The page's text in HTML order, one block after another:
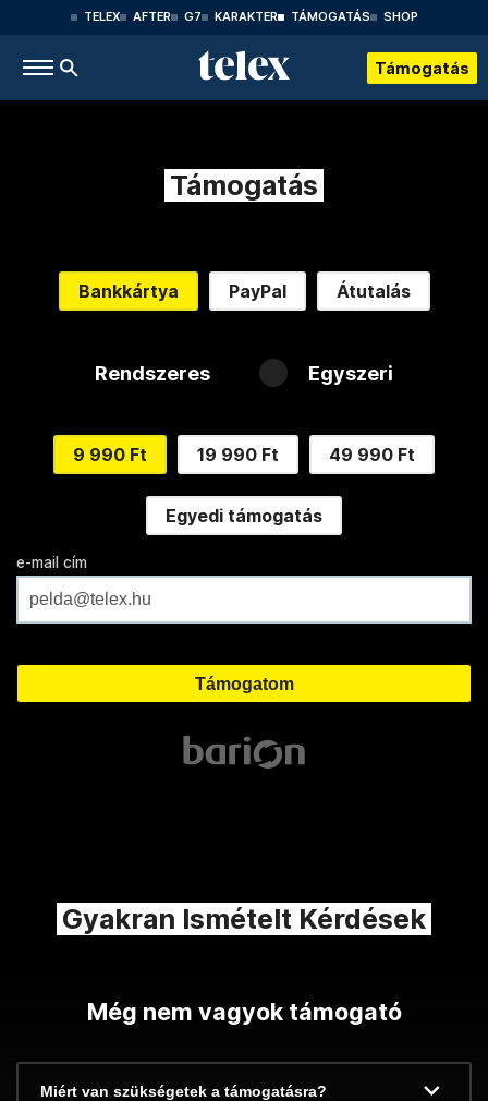
TELEX AFTER G7 KARAKTER TÁMOGATÁS SHOP
Támogatás
Támogatás
Bankkártya PayPal Átutalás
Rendszeres Egyszeri
9 990 Ft 19 990 Ft 49 990 Ft
Egyedi támogatás
e-mail cím
Gyakran Ismételt Kérdések
Még nem vagyok támogató
Miért van szükségetek a támogatásra?